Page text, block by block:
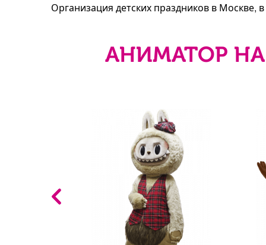
Организация детских праздников в
АНИМАТОР